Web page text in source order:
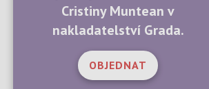
Cristiny Muntean v
nakladatelství Grada.
OBJEDNAT